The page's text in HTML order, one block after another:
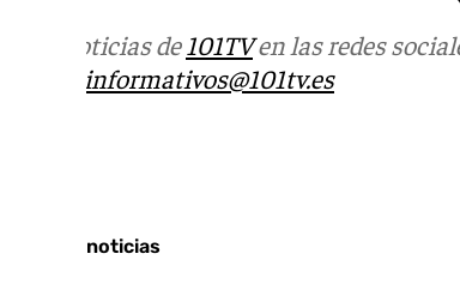
Más noticias de101TVen las redes
informativos@101tv.es
Últimas noticias